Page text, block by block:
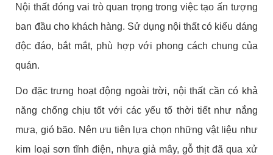
Nội thất đóng vai trò quan trọng trong việc tạo ấn tượng
ban đầu cho khách hàng. Sử dụng nội thất có kiểu dáng
độc đáo, bắt mắt, phù hợp với phong cách chung của
quán.
Do đặc trưng hoạt động ngoài trời, nội thất cần có khả
năng chống chịu tốt với các yếu tố thời tiết như nắng
mưa, gió bão. Nên ưu tiên lựa chọn những vật liệu như
kim loại sơn tĩnh điện, nhựa giả mây, gỗ thịt đã qua xử